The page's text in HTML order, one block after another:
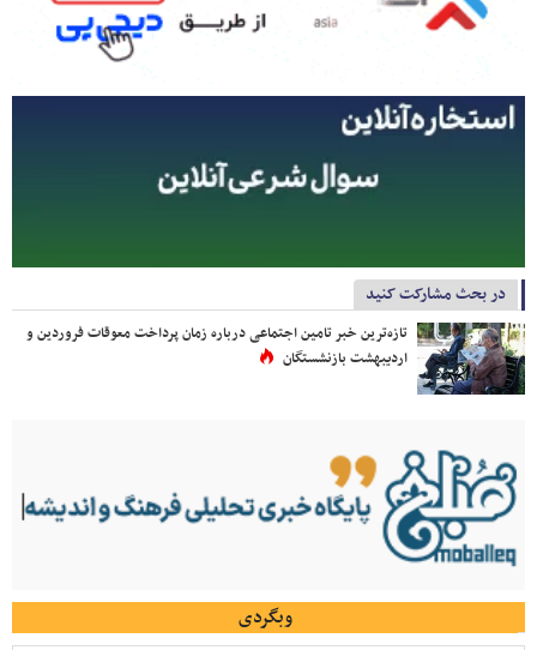
در بحث مشارکت کنید
تازه‌ترین خبر تامین اجتماعی درباره زمان پرداخت معوقات فروردین و
اردیبهشت بازنشستگان
وبگردی